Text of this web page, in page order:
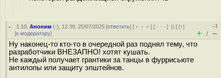
1.10 ,Аноним (-), 12:39, 25/07/2025 [ответить] [ ﹢﹢﹢] [ · · ·][↓] [↑]
[к модератору]
–1
+ / –
Ну наконец-то кто-то в очередной раз поднял тему, что
разработчики ВНЕЗАПНО! хотят кушать.
Не каждый получает грантики за танцы в фуррисьюте
антилопы или защиту эпштейнов.